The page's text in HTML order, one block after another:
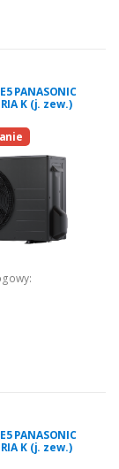
PANASONIC
K (j. zew.)
PANASONIC
K (j. zew.)